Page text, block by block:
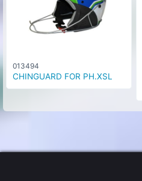
013494
CHINGUARD FOR PH.XSL